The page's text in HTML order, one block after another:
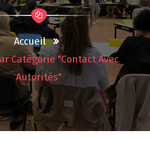
Accueil
Catégorie "contact Avec
Autorités"